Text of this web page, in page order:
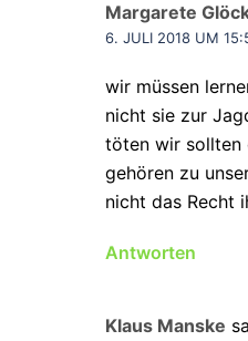
Margarete
6. JULI 2018 UM
wir müssen
nicht sie zur
töten wir sollten
gehören zu
nicht das Recht
Antworten
Klaus Manske